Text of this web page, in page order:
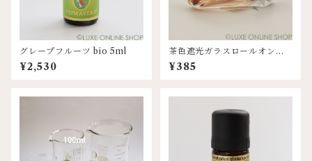
グレープフルーツ bio 5ml
¥2,530
茶色遮光ガラスロールオンボ
トル 7ml
¥385